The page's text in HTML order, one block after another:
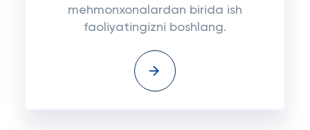
mehmonxonalardan birida ish
faoliyatingizni boshlang.